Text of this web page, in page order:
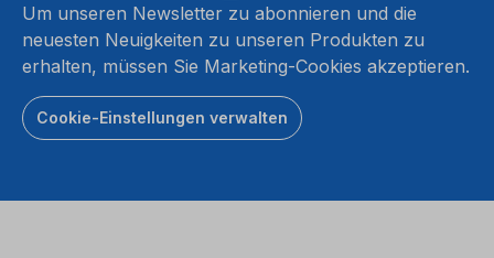
Um unseren Newsletter zu abonnieren und die
neuesten Neuigkeiten zu unseren Produkten zu
erhalten, müssen Sie Marketing-Cookies akzeptieren.
Cookie-Einstellungen verwalten